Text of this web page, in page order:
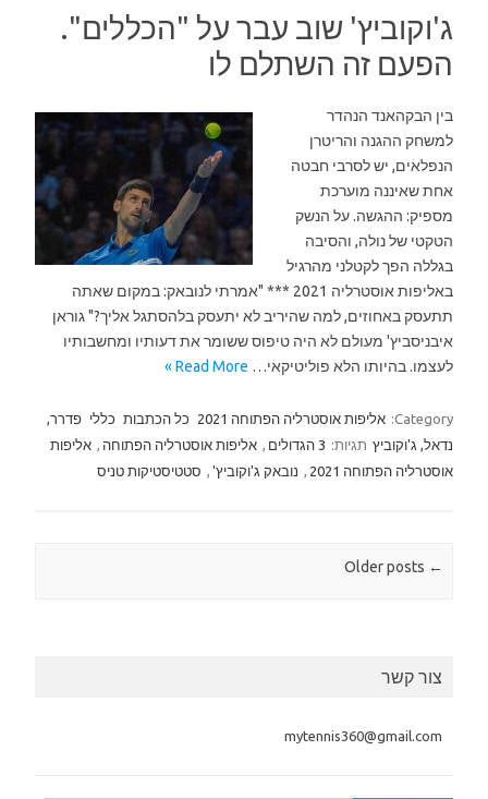
ג'וקוביץ' שוב עבר על "הכללים".
הפעם זה השתלם לו
בין הבקהאנד הנהדר
למשחק ההגנה והריטרן
הנפלאים, יש לסרבי חבטה
אחת שאיננה מוערכת
מספיק: ההגשה. על הנשק
הטקטי של נולה, והסיבה
בגללה הפך לקטלני מהרגיל
באליפות אוסטרליה 2021 *** "אמרתי לנובאק: במקום שאתה
תתעסק באחוזים, למה שהיריב לא יתעסק בלהסתגל אליך?" גוראן
איבניסביץ' מעולם לא היה טיפוס ששומר את דעותיו ומחשבותיו
לעצמו. בהיותו הלא פוליטיקאי… Read More »
Category: אליפות אוסטרליה הפתוחה 2021 כל הכתבות כללי פדרר,
נדאל, ג'וקוביץ תגיות: 3 הגדולים אליפות אוסטרליה הפתוחה
אליפות
אוסטרליה הפתוחה 2021
נובאק ג'וקוביץ' סטטיסטיקות טניס
Post navigation
←
צור קשר
mytennis360@gmail.com